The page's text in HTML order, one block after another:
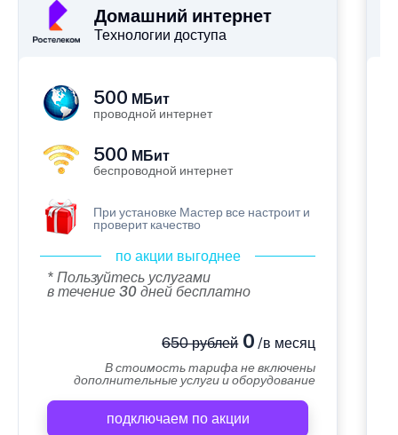
Домашний интернет
Технологии доступа
500 МБит
проводной интернет
500 МБит
беспроводной интернет
При установке Мастер все настроит и
проверит качество
по акции выгоднее
* Пользуйтесь услугами
в течение 30 дней бесплатно
650 рублей0 /в месяц
В стоимость тарифа не включены
дополнительные услуги и оборудование
подключаем по акции